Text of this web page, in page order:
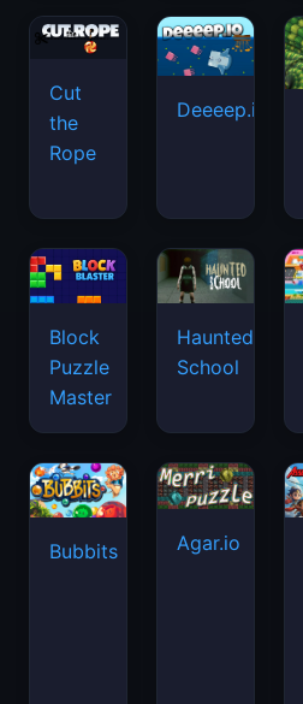
Cut
the
Rope
Deeeep.io
Block
Puzzle
Master
Haunted
School
Bubbits Agar.io